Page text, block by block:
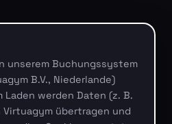
unserem Buchungssystem
B.V., Niederlande)
werden Daten (z. B.
Virtuagym übertragen und